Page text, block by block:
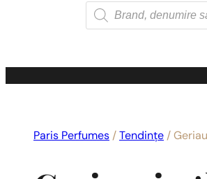
Products
search
Paris Perfumes / Tendințe /